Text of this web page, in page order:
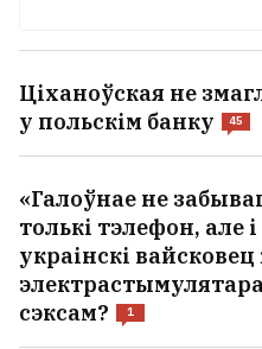
Ціханоўская не
у польскім банку
45
«Галоўнае не
толькі тэлефон, але
украінскі
сэксам?
1